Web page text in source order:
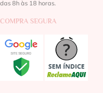
das 8h às 18 horas.
COMPRA SEGURA